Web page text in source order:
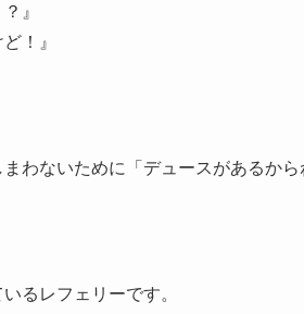
』
！』
わないために「デュースがあるか
るレフェリーです。